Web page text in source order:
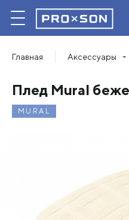
Главная Аксессуары
MURAL
Плед Mural